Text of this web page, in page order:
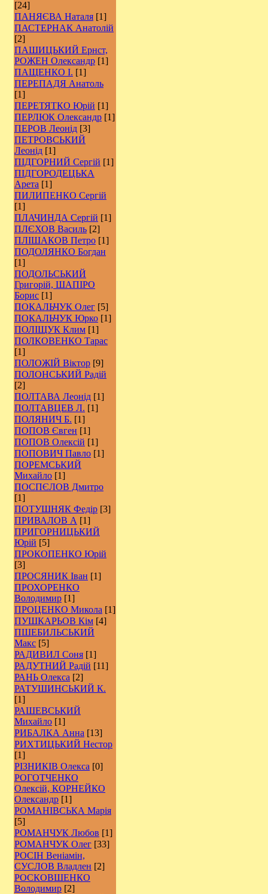
[24]
ПАНЯЄВА Наталя [1]
ПАСТЕРНАК Анатолій
[2]
ПАШИЦЬКИЙ Ернст,
РОЖЕН Олександр [1]
ПАЩЕНКО І. [1]
ПЕРЕПАДЯ Анатоль
[1]
ПЕРЕТЯТКО Юрій [1]
ПЕРЛЮК Олександр [1]
ПЕРОВ Леонід [3]
ПЕТРОВСЬКИЙ
Леонід [1]
ПІДГОРНИЙ Сергій [1]
ПІДГОРОДЕЦЬКА
Арета [1]
ПИЛИПЕНКО Сергій
[1]
ПЛАЧИНДА Сергій [1]
ПЛЄХОВ Василь [2]
ПЛІШАКОВ Петро [1]
ПОДОЛЯНКО Богдан
[1]
ПОДОЛЬСЬКИЙ
Григорій, ШАПІРО
Борис [1]
ПОКАЛЬЧУК Олег [5]
ПОКАЛЬЧУК Юрко [1]
ПОЛІЩУК Клим [1]
ПОЛКОВЕНКО Тарас
[1]
ПОЛОЖІЙ Віктор [9]
ПОЛОНСЬКИЙ Радій
[2]
ПОЛТАВА Леонід [1]
ПОЛТАВЦЕВ Л. [1]
ПОЛЯНИЧ Б. [1]
ПОПОВ Євген [1]
ПОПОВ Олексій [1]
ПОПОВИЧ Павло [1]
ПОРЕМСЬКИЙ
Михайло [1]
ПОСПЄЛОВ Дмитро
[1]
ПОТУШНЯК Федір [3]
ПРИВАЛОВ А [1]
ПРИГОРНИЦЬКИЙ
Юрій [5]
ПРОКОПЕНКО Юрій
[3]
ПРОСЯНИК Іван [1]
ПРОХОРЕНКО
Володимир [1]
ПРОЦЕНКО Микола [1]
ПУШКАРЬОВ Кім [4]
ПШЕБИЛЬСЬКИЙ
Макс [5]
РАДИВИЛ Соня [1]
РАДУТНИЙ Радій [11]
РАНЬ Олекса [2]
РАТУШИНСЬКИЙ К.
[1]
РАШЕВСЬКИЙ
Михайло [1]
РИБАЛКА Анна [13]
РИХТИЦЬКИЙ Нестор
[1]
РІЗНИКІВ Олекса [0]
РОГОТЧЕНКО
Олексій, КОРНЕЙКО
Олександр [1]
РОМАНІВСЬКА Марія
[5]
РОМАНЧУК Любов [1]
РОМАНЧУК Олег [33]
РОСІН Веніамін,
СУСЛОВ Владлен [2]
РОCКОВШЕНКО
Володимир [2]